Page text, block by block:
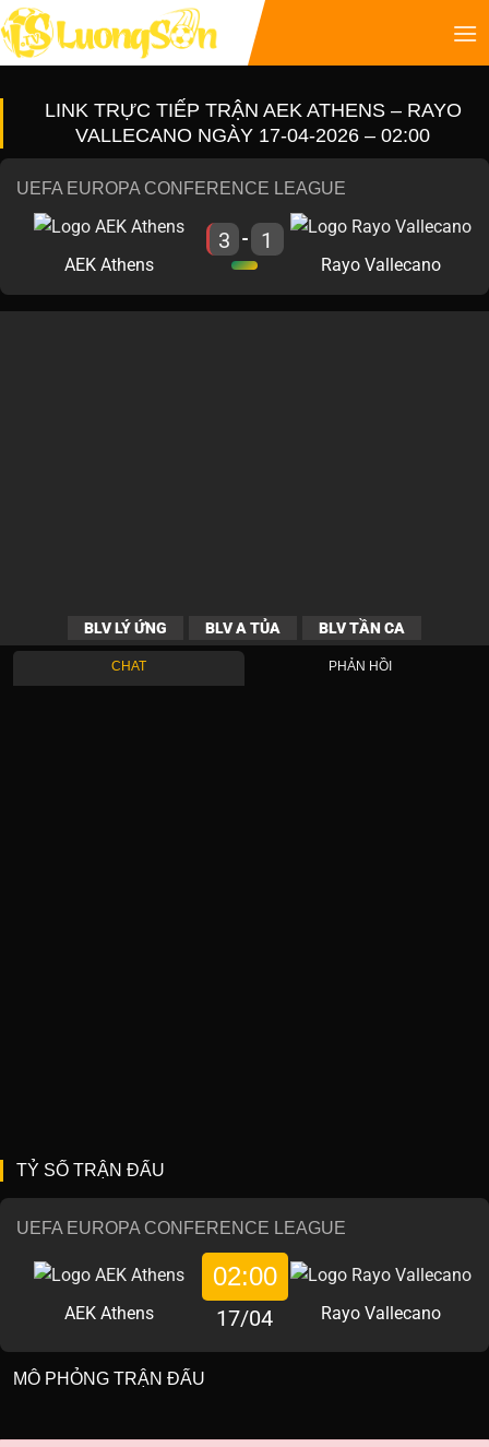
LINK TRỰC TIẾP TRẬN AEK ATHENS – RAYO
VALLECANO NGÀY 17-04-2026 – 02:00
UEFA EUROPA CONFERENCE LEAGUE
AEK Athens
3 - 1
Rayo Vallecano
BLV LÝ ỨNG BLV A TỦA BLV TẦN CA
CHAT PHẢN HỒI
TỶ SỐ TRẬN ĐẤU
UEFA EUROPA CONFERENCE LEAGUE
AEK Athens
02:00
17/04 Rayo Vallecano
MÔ PHỎNG TRẬN ĐẤU